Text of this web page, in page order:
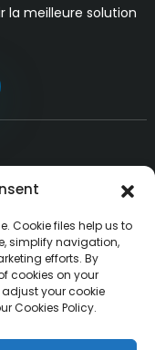
la meilleure solution
district d'innovation
Chine 621000
Cookie files help us to
simplify navigation,
efforts. By
cookies on your
adjust your cookie
Cookies Policy.